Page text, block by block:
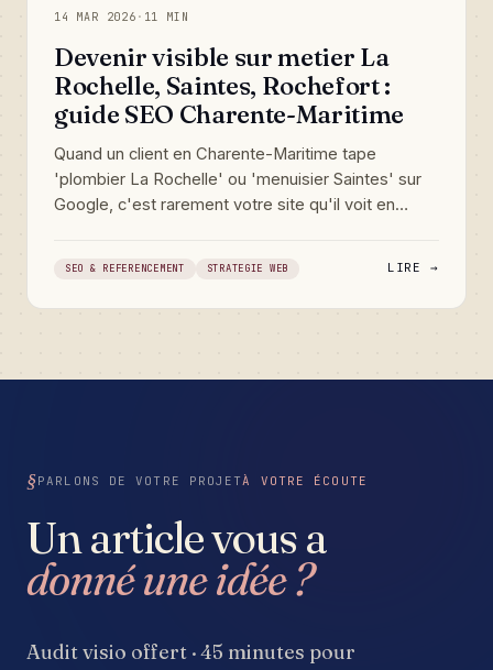
14 MAR 2026 · 11 MIN
Devenir visible sur metier La
Rochelle, Saintes, Rochefort :
guide SEO Charente-Maritime
Quand un client en Charente-Maritime tape
'plombier La Rochelle' ou 'menuisier Saintes' sur
Google, c'est rarement votre site qu'il voit en
maintenant. Voici comment occuper ces resultats
SEO & REFERENCEMENT STRATEGIE WEB LIRE →
PARLONS DE VOTRE PROJETÀ VOTRE ÉCOUTE
Un article vous a
donné une idée ?
Audit visio offert · 45 minutes pour